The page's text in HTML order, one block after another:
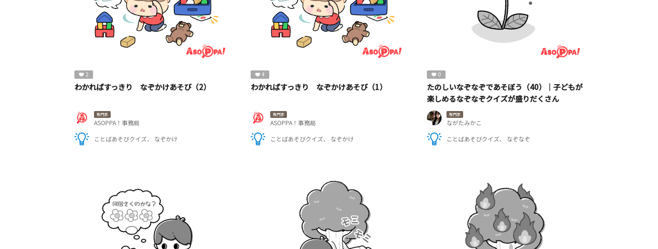
2
わかればすっきり なぞかけあそび（2）
専門家
ASOPPA！事務局
ことばあそびクイズ
なぞかけ
4
わかればすっきり なぞかけあそび（1）
専門家
ASOPPA！事務局
ことばあそびクイズ
なぞかけ
0
たのしいなぞなぞであそぼう（40）｜子どもが
楽しめるなぞなぞクイズが盛りだくさん
専門家
ながたみかこ
ことばあそびクイズ
なぞなぞ